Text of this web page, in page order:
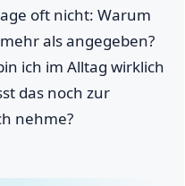
oft nicht: Warum
als angegeben?
ich im Alltag wirklich
das noch zur
nehme?